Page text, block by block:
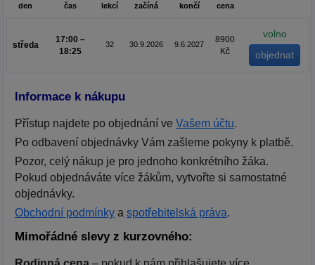
den čas lekcí začíná končí cena
středa
17:00 –
18:25
32 30.9.2026 9.6.2027
8900
Kč
volno
Informace k nákupu
Přístup najdete po objednání ve Vašem účtu.
Po odbavení objednávky Vám zašleme pokyny k platbě.
Pozor, celý nákup je pro jednoho konkrétního žáka.
Pokud objednáváte více žákům, vytvořte si samostatné
objednávky.
Obchodní podmínky a spotřebitelská práva.
Mimořádné slevy z kurzovného: